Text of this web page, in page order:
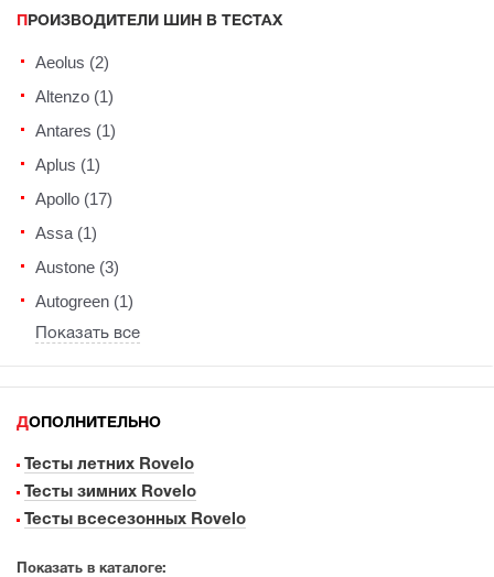
ПРОИЗВОДИТЕЛИ ШИН В ТЕСТАХ
Aeolus (2)
Altenzo (1)
Antares (1)
Aplus (1)
Apollo (17)
Assa (1)
Austone (3)
Autogreen (1)
Показать все
ДОПОЛНИТЕЛЬНО
Тесты летних Rovelo
Тесты зимних Rovelo
Тесты всесезонных Rovelo
Показать в каталоге: